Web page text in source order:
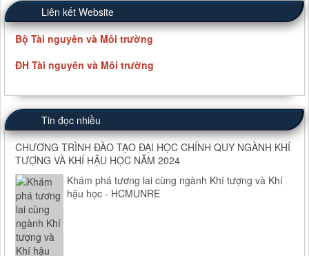
Liên kết Website
Bộ Tài nguyên và Môi trường
ĐH Tài nguyên và Môi trường
Tin đọc nhiều
CHƯƠNG TRÌNH ĐÀO TẠO ĐẠI HỌC CHÍNH QUY NGÀNH KHÍ
TƯỢNG VÀ KHÍ HẬU HỌC NĂM 2024
Khám phá tương lai cùng ngành Khí tượng và Khí
hậu học - HCMUNRE